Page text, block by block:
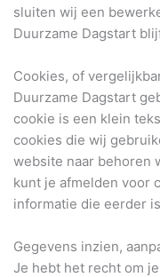
sluiten wij een
Duurzame Dagstart
Cookies, of
Duurzame Dagstart
cookie is een klein
cookies die wij
website naar behoren
kunt je afmelden voor
informatie die eerder
Gegevens inzien,
Je hebt het recht om